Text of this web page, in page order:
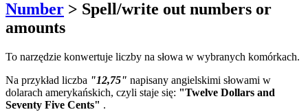
Number > Spell/write out numbers or
amounts
To narzędzie konwertuje liczby na słowa w wybranych komórkach.
Na przykład liczba "12,75" napisany angielskimi słowami w
dolarach amerykańskich, czyli staje się: "Twelve Dollars and
Seventy Five Cents" .